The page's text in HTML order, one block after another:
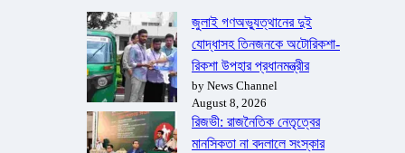
জুলাই গণঅভ্যুত্থানের দুই
যোদ্ধাসহ তিনজনকে অটোরিকশা-
রিকশা উপহার প্রধানমন্ত্রীর
by News Channel
August 8, 2026
রিজভী: রাজনৈতিক নেতৃত্বের
মানসিকতা না বদলালে সংস্কার